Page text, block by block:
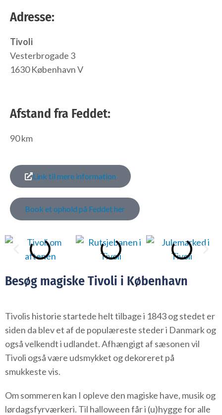
Adresse:
Tivoli
Vesterbrogade 3
1630 København V
Afstand fra Feddet:
90 km
Link til mere information
Book et ophold på Feddet her
Besøg magiske Tivoli i København
Tivolis historie startede helt tilbage i 1843 og stedet er
siden da blev et af de populæreste steder i Danmark og
også velkendt i udlandet. Afhængigt af sæsonen vil
Tivoli også være udsmykket og dekoreret på
smukkeste vis.
Om sommeren kan I opleve den magiske have, musik og
lørdagsfyrværkeri. Til halloween får i (u)hygge for alle